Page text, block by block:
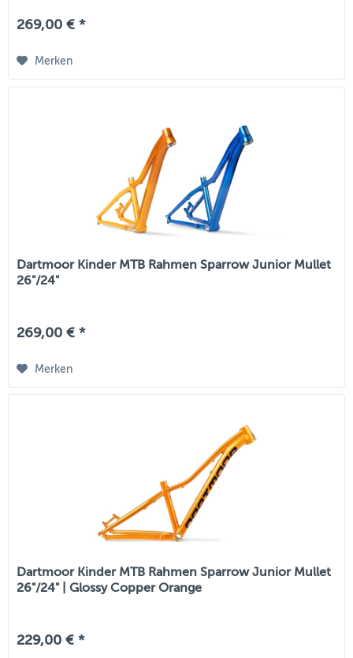
269,00 € *
Merken
Dartmoor Kinder MTB Rahmen Sparrow Junior Mullet
26"/24"
269,00 € *
Merken
Dartmoor Kinder MTB Rahmen Sparrow Junior Mullet
26"/24" | Glossy Copper Orange
229,00 € *